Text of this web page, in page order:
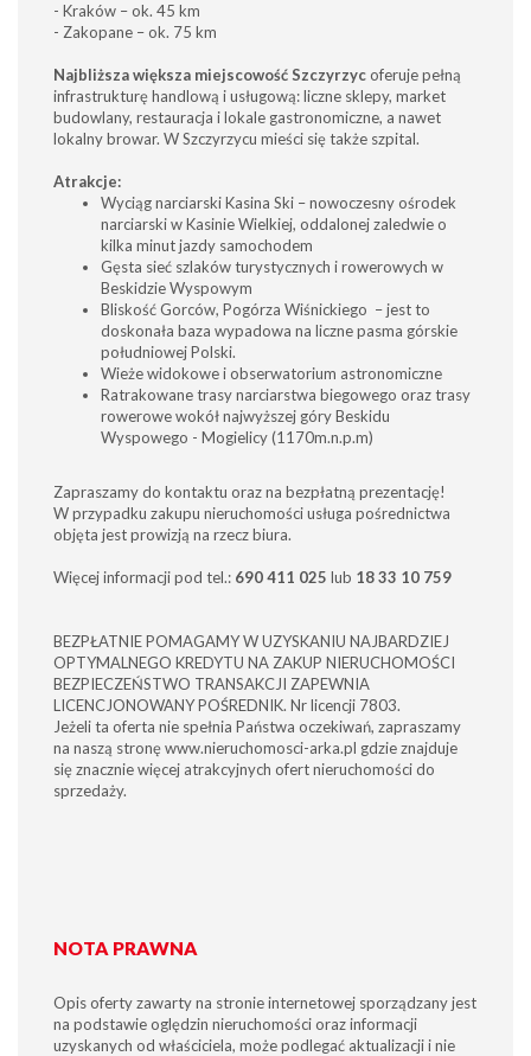
- Kraków – ok. 45 km
- Zakopane – ok. 75 km
Najbliższa większa miejscowość Szczyrzycoferuje pełną
infrastrukturę handlową i usługową: liczne sklepy, market
budowlany, restauracja i lokale gastronomiczne, a nawet
lokalny browar. W Szczyrzycu mieści się także szpital.
Atrakcje:
Wyciąg narciarski Kasina Ski – nowoczesny ośrodek
narciarski w Kasinie Wielkiej, oddalonej zaledwie o
kilka minut jazdy samochodem
Gęsta sieć szlaków turystycznych i rowerowych w
Beskidzie Wyspowym
Bliskość Gorców, Pogórza Wiśnickiego – jest to
doskonała baza wypadowa na liczne pasma górskie
południowej Polski.
Wieże widokowe i obserwatorium astronomiczne
Ratrakowane trasy narciarstwa biegowego oraz trasy
rowerowe wokół najwyższej góry Beskidu
Wyspowego - Mogielicy (1170m.n.p.m)
Zapraszamy do kontaktu oraz na bezpłatną prezentację!
W przypadku zakupu nieruchomości usługa pośrednictwa
objęta jest prowizją na rzecz biura.
Więcej informacji pod tel.: 690 411 025 lub 18 33 10 759
BEZPŁATNIE POMAGAMY W UZYSKANIU NAJBARDZIEJ
OPTYMALNEGO KREDYTU NA ZAKUP NIERUCHOMOŚCI
BEZPIECZEŃSTWO TRANSAKCJI ZAPEWNIA
LICENCJONOWANY POŚREDNIK. Nr licencji 7803.
Jeżeli ta oferta nie spełnia Państwa oczekiwań, zapraszamy
na naszą stronę www.nieruchomosci-arka.pl gdzie znajduje
się znacznie więcej atrakcyjnych ofert nieruchomości do
sprzedaży.
NOTA PRAWNA
Opis oferty zawarty na stronie internetowej sporządzany jest
na podstawie oględzin nieruchomości oraz informacji
uzyskanych od właściciela, może podlegać aktualizacji i nie